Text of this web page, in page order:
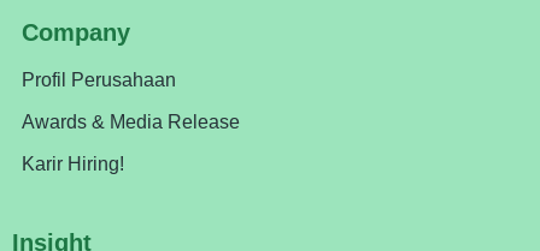
Company
Profil Perusahaan
Awards & Media Release
Karir Hiring!
Insight